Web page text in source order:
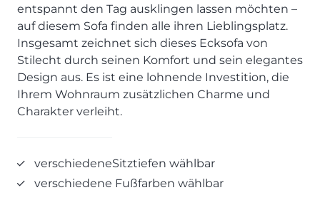
Einzelbetten & Futonbetten
Folie & Lack
ALLES ANZEIGEN
KLEINMÖBEL & DIELE
Einzelmöbel & Schuhschränke
Prisma Journal
Möbelverkäufer (m/w/d)
Marketing-Manager (m/w/d)
Küchenfachberater (m/w/d)
Schreiner/Monteur (m/w/d)
Kurzbewerbung senden
entspannt den Tag ausklingen lassen möchten –
auf diesem Sofa finden alle ihren Lieblingsplatz.
Insgesamt zeichnet sich dieses Ecksofa von
Stilecht durch seinen Komfort und sein elegantes
Design aus. Es ist eine lohnende Investition, die
Ihrem Wohnraum zusätzlichen Charme und
Charakter verleiht.
verschiedeneSitztiefen wählbar
verschiedene Fußfarben wählbar